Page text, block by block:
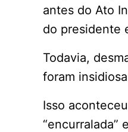
antes do Ato
do presidente
Todavia,
foram
Isso
“encurralada”